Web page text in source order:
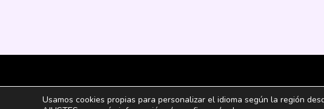
Usamos cookies propias para personalizar el idioma según la región